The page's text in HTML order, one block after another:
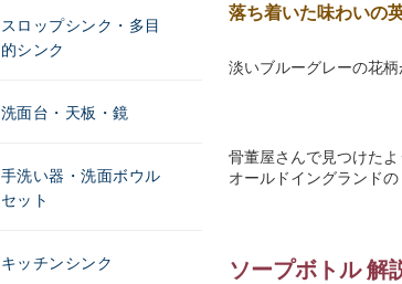
スロップシンク・多目
的シンク
洗面台・天板・鏡
手洗い器・洗面ボウル
セット
キッチンシンク
落ち着いた味わいの
淡いブルーグレーの花
骨董屋さんで見つけたよ
オールドイングランドの
ソープボトル 解